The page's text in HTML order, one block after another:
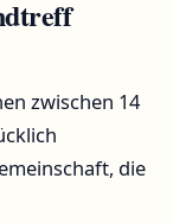
zwischen 14
die